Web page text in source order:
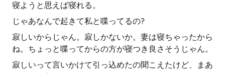
寝ようと思えば寝れる。
じゃあなんで起きて私と喋ってるの?
寂しいからじゃん。寂しかないか。妻は寝ちゃったから
ね。ちょっと喋ってからの方が寝つき良さそうじゃん。
寂しいって言いかけて引っ込めたの聞こえたけど、まあ